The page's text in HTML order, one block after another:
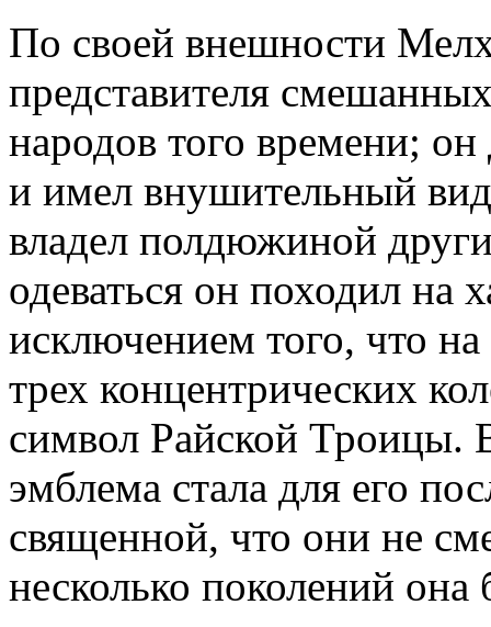
По своей внешности
представителя
народов того времени;
и имел внушительный
владел полдюжиной
одеваться он походил на
исключением того, что
трех концентрических
символ Райской Троицы.
эмблема стала для его
священной, что они не
несколько поколений она